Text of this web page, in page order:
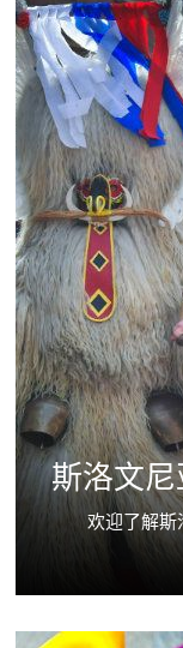
斯洛文
欢迎了解斯洛